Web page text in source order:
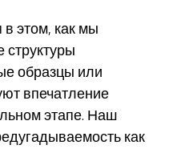
в этом, как мы
структуры
образцы или
впечатление
этапе. Наш
как